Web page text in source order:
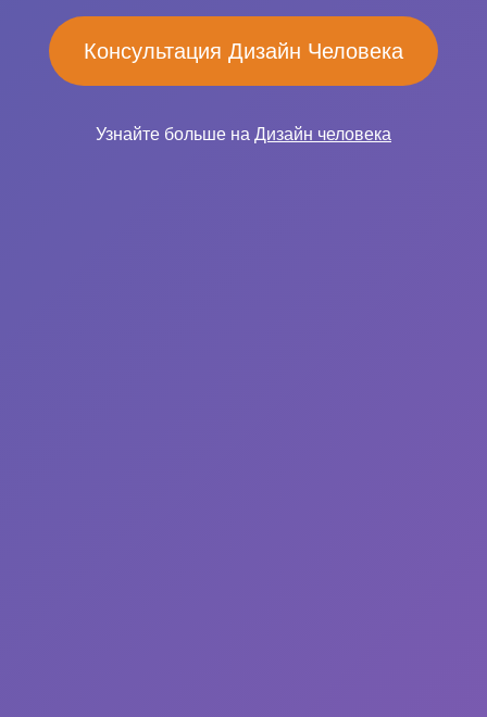
Консультация Дизайн Человека
Узнайте больше на Дизайн человека